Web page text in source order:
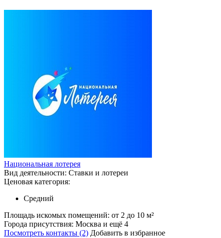
Национальная лотерея
Вид деятельности: Ставки и лотереи
Ценовая категория:
Средний
Площадь искомых помещений: от 2 до 10 м²
Города присутствия: Москва и ещё 4
Посмотреть контакты (2) Добавить в избранное